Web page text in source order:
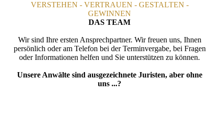
VERSTEHEN - VERTRAUEN - GESTALTEN -
GEWINNEN
DAS TEAM
Wir sind Ihre ersten Ansprechpartner. Wir freuen uns, Ihnen
persönlich oder am Telefon bei der Termin­vergabe, bei Fragen
oder Informationen helfen und Sie unterstützen zu können.
Unsere Anwälte sind ausgezeichnete Juristen, aber ohne
uns ...?